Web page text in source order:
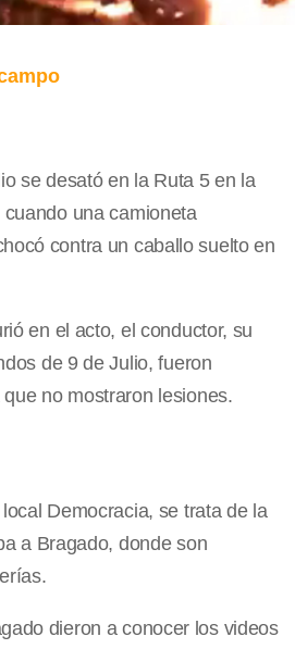
se desató en la Ruta 5 en la
una camioneta
contra un caballo suelto en
en el acto, el conductor, su
de 9 de Julio, fueron
no mostraron lesiones.
Democracia, se trata de la
a Bragado, donde son
dieron a conocer los videos